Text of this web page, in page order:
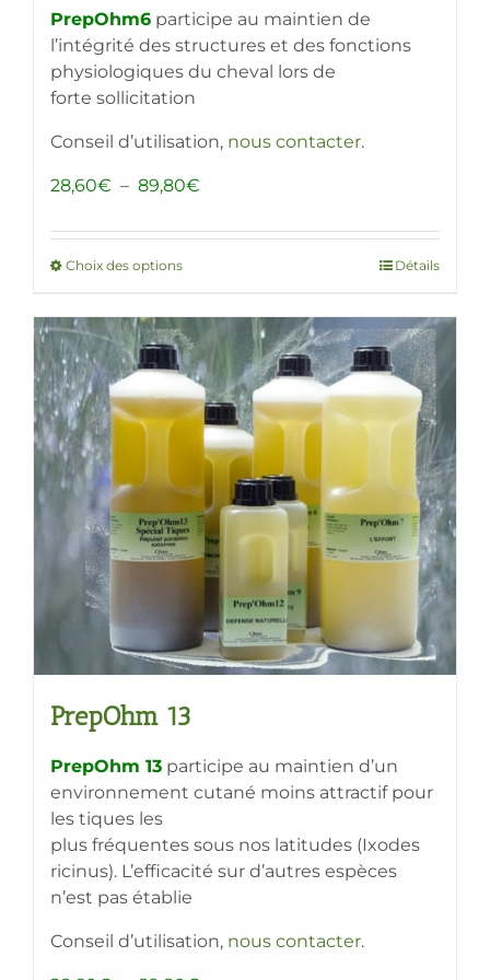
PrepOhm6 participe au maintien de
l’intégrité des structures et des fonctions
physiologiques du cheval lors de
forte sollicitation
Conseil d’utilisation, nous contacter.
28,60€ – 89,80€
prix :
89,80€
Choix des optionsCe
a
plusieurs
variations.
Les
options
peuvent
être
choisies
sur
la
page
produit
Détails
PrepOhm 13
PrepOhm 13 participe au maintien d’un
environnement cutané moins attractif pour
les tiques les
plus fréquentes sous nos latitudes (Ixodes
ricinus). L’efficacité sur d’autres espèces
n’est pas établie
Conseil d’utilisation, nous contacter.